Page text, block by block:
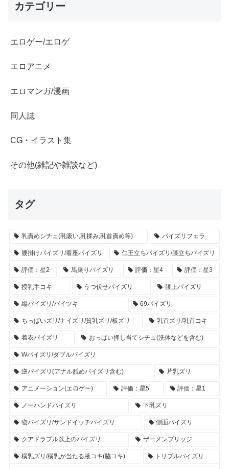
カテゴリー
エロゲー/エロゲ
エロアニメ
エロマンガ/漫画
同人誌
CG・イラスト集
その他(雑記や雑談など)
タグ
乳責めシチュ(乳吸い,乳揉み,乳首責め等) パイズリフェラ
腰掛けパイズリ/着座パイズリ 仁王立ちパイズリ/膝立ちパイズリ
評価：星2 馬乗りパイズリ 評価：星4 評価：星3
授乳手コキ うつ伏せパイズリ 膝上パイズリ
縦パイズリ/パイツキ 69パイズリ
ちっぱいズリ/ナイズリ/貧乳ズリ/板ズリ 乳首ズリ/乳首コキ
着衣パイズリ おっぱい押し当てシチュ(洗体などを含む)
Wパイズリ/ダブルパイズリ
逆パイズリ(アナル舐めパイズリ含む) 片乳ズリ
アニメーション(エロゲー) 評価：星5 評価：星1
ノーハンドパイズリ 下乳ズリ
寝パイズリ/サンドイッチパイズリ 側面パイズリ
クアドラプル以上のパイズリ ザーメンブリッジ
横乳ズリ/横乳が当たる腋コキ(脇コキ) トリプルパイズリ